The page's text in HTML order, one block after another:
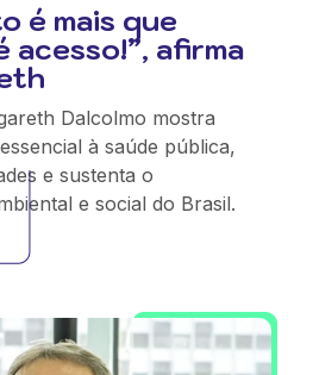
é mais que
acesso!”, afirma
Dalcolmo mostra
à saúde pública,
e sustenta o
e social do Brasil.